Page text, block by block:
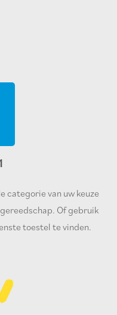
categorie van uw keuze
Of gebruik
toestel te vinden.